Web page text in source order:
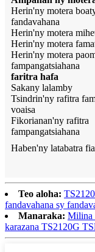
Herin'ny motera
fandavahana
Herin'ny motera
Herin'ny motera
Herin'ny motera
fampangatsiahana
faritra hafa
Sakany lalamby
Tsindrin'ny rafitra
voaisa
Fikorianan'ny rafitra
fampangatsiahana
Haben'ny latabatra
Teo aloha:
fandavahana sy
Manaraka: Milina
karazana TS2120G